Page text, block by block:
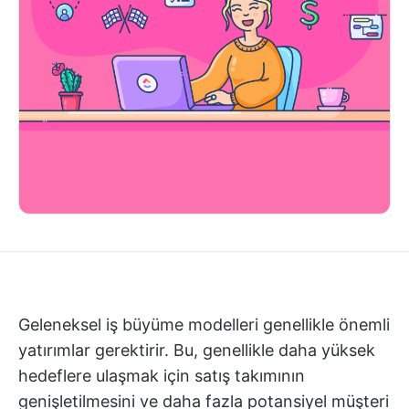
Geleneksel iş büyüme modelleri genellikle önemli
yatırımlar gerektirir. Bu, genellikle daha yüksek
hedeflere ulaşmak için satış takımının
genişletilmesini ve daha fazla potansiyel müşteri